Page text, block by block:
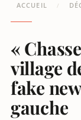
ACCUEIL /
«
village
fake
gauche